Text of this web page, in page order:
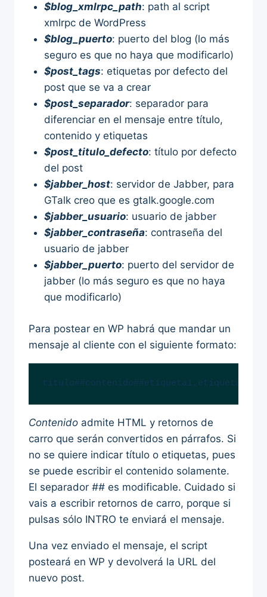
$blog_xmlrpc_path: path al script
xmlrpc de WordPress
$blog_puerto: puerto del blog (lo más
seguro es que no haya que modificarlo)
$post_tags: etiquetas por defecto del
post que se va a crear
$post_separador: separador para
diferenciar en el mensaje entre título,
contenido y etiquetas
$post_titulo_defecto: título por defecto
del post
$jabber_host: servidor de Jabber, para
GTalk creo que es gtalk.google.com
$jabber_usuario: usuario de jabber
$jabber_contraseña: contraseña del
usuario de jabber
$jabber_puerto: puerto del servidor de
jabber (lo más seguro es que no haya
que modificarlo)
Para postear en WP habrá que mandar un
mensaje al cliente con el siguiente formato:
Contenido admite HTML y retornos de
carro que serán convertidos en párrafos. Si
no se quiere indicar título o etiquetas, pues
se puede escribir el contenido solamente.
El separador ## es modificable. Cuidado si
vais a escribir retornos de carro, porque si
pulsas sólo INTRO te enviará el mensaje.
Una vez enviado el mensaje, el script
posteará en WP y devolverá la URL del
nuevo post.